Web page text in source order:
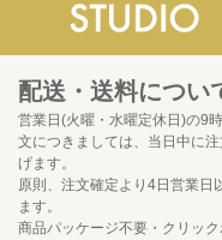
配送・送料につい
営業日(火曜・水曜定休日)の9
文につきましては、当日中に
げます。
原則、注文確定より4日営業日
ます。
商品パッケージ不要・クリッ